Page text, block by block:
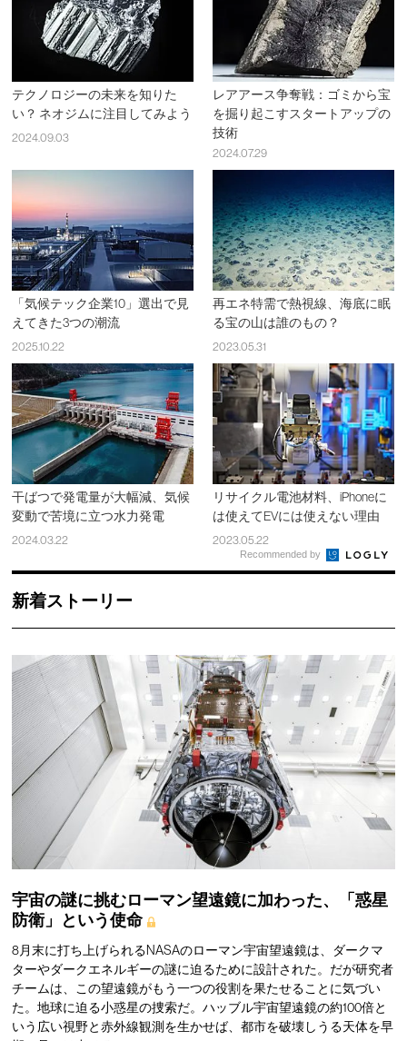
テクノロジーの未来を知りた
い？ ネオジムに注目してみよう
2024.09.03
レアアース争奪戦：ゴミから宝
を掘り起こすスタートアップの
技術
2024.07.29
「気候テック企業10」選出で見
えてきた3つの潮流
2025.10.22
再エネ特需で熱視線、海底に眠
る宝の山は誰のもの？
2023.05.31
干ばつで発電量が大幅減、気候
変動で苦境に立つ水力発電
2024.03.22
リサイクル電池材料、iPhoneに
は使えてEVには使えない理由
2023.05.22
Recommended by
新着ストーリー
宇宙の謎に挑むローマン望遠鏡に加わった、「惑星
防衛」という使命
8月末に打ち上げられるNASAのローマン宇宙望遠鏡は、ダークマ
ターやダークエネルギーの謎に迫るために設計された。だが研究者
チームは、この望遠鏡がもう一つの役割を果たせることに気づい
た。地球に迫る小惑星の捜索だ。ハッブル宇宙望遠鏡の約100倍と
いう広い視野と赤外線観測を生かせば、都市を破壊しうる天体を早